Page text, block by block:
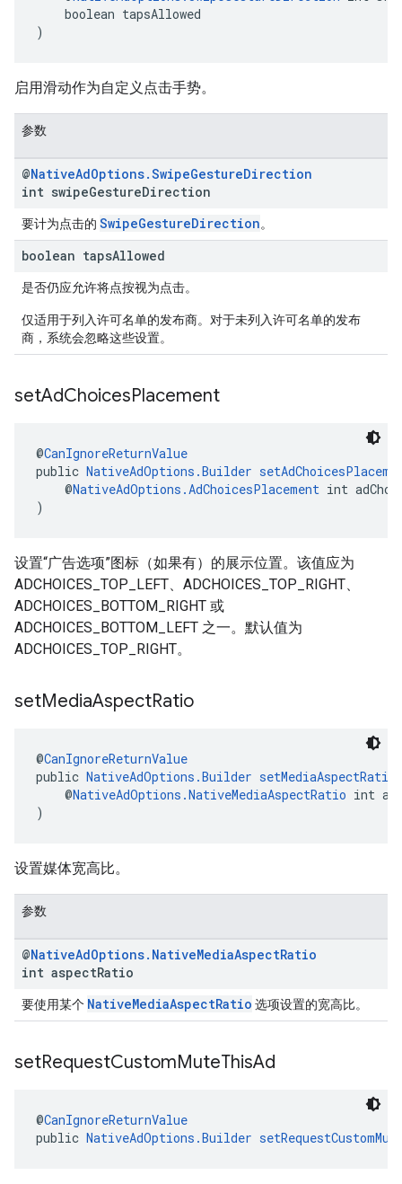
boolean tapsAllowed
)
启用滑动作为自定义点击手势。
参数
@NativeAdOptions.SwipeGestureDirection
int swipeGestureDirection
要计为点击的 SwipeGestureDirection。
boolean tapsAllowed
是否仍应允许将点按视为点击。
仅适用于列入许可名单的发布商。对于未列入许可名单的发布
商，系统会忽略这些设置。
setAdChoicesPlacement
@CanIgnoreReturnValue
public NativeAdOptions.Builder
@NativeAdOptions.AdChoicesPlacement int
)
设置“广告选项”图标（如果有）的展示位置。该值应为
ADCHOICES_TOP_LEFT、ADCHOICES_TOP_RIGHT、
ADCHOICES_BOTTOM_RIGHT 或
ADCHOICES_BOTTOM_LEFT 之一。默认值为
ADCHOICES_TOP_RIGHT。
setMediaAspectRatio
@CanIgnoreReturnValue
public NativeAdOptions.Builder setMediaAspectRatio
@NativeAdOptions.NativeMediaAspectRatio int
)
设置媒体宽高比。
参数
@NativeAdOptions. NativeMediaAspectRatio
int aspectRatio
要使用某个 NativeMediaAspectRatio 选项设置的宽高比。
setRequestCustomMuteThisAd
@CanIgnoreReturnValue
public NativeAdOptions.Builder